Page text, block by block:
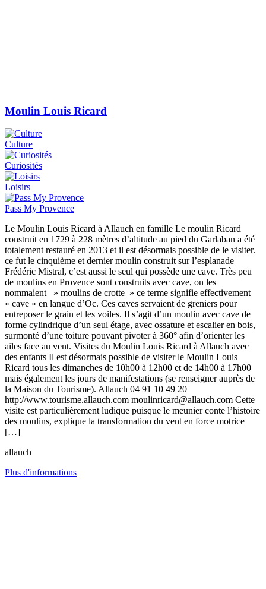
Moulin Louis Ricard
Culture
Curiosités
Loisirs
Pass My Provence
Le Moulin Louis Ricard à Allauch en famille Le moulin Ricard
construit en 1729 à 228 mètres d’altitude au pied du Garlaban a été
totalement restauré en 2013 et il est désormais possible de le visiter.
ce fut le cinquième et dernier moulin construit sur l’esplanade
Frédéric Mistral, c’est aussi le seul qui possède une cave. Très peu
de moulins en Provence sont construits avec cave, on les
nommaient » moulins de crotte » ce terme signifie effectivement
« cave » en langue d’Oc. Ces caves servaient de greniers pour
entreposer le grain et les voiles. Il s’agit d’un moulin avec cave de
forme cylindrique d’un seul étage, avec ossature et escalier en bois,
surmonté d’une toiture pouvant pivoter à 360° afin d’orienter les
ailes face au vent. Visites du Moulin Louis Ricard à Allauch avec
des enfants Il est désormais possible de visiter le Moulin Louis
Ricard tous les dimanches de 10h00 à 12h00 et de 14h00 à 17h00
mais également les jours de manifestations (se renseigner auprès de
la Maison du Tourisme). Allauch 04 91 10 49 20
http://www.tourisme.allauch.com moulinricard@allauch.com Cette
visite est particulièrement ludique puisque le meunier conte l’histoire
des moulins, explique la transformation du vent en force motrice
[…]
allauch
Plus d'informations